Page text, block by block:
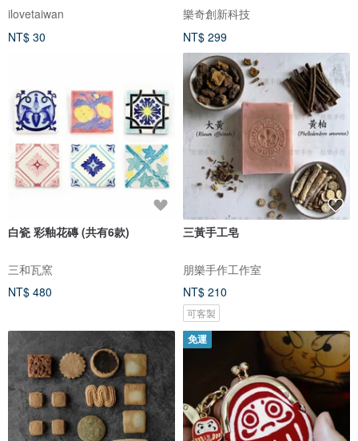
ilovetaiwan
NT$ 30
樂奇創新科技
NT$ 299
白瓷 彩釉花磚 (共有6款)
三和瓦窯
NT$ 480
三黃手工皂
朋樂手作工作室
NT$ 210
可客製
免運